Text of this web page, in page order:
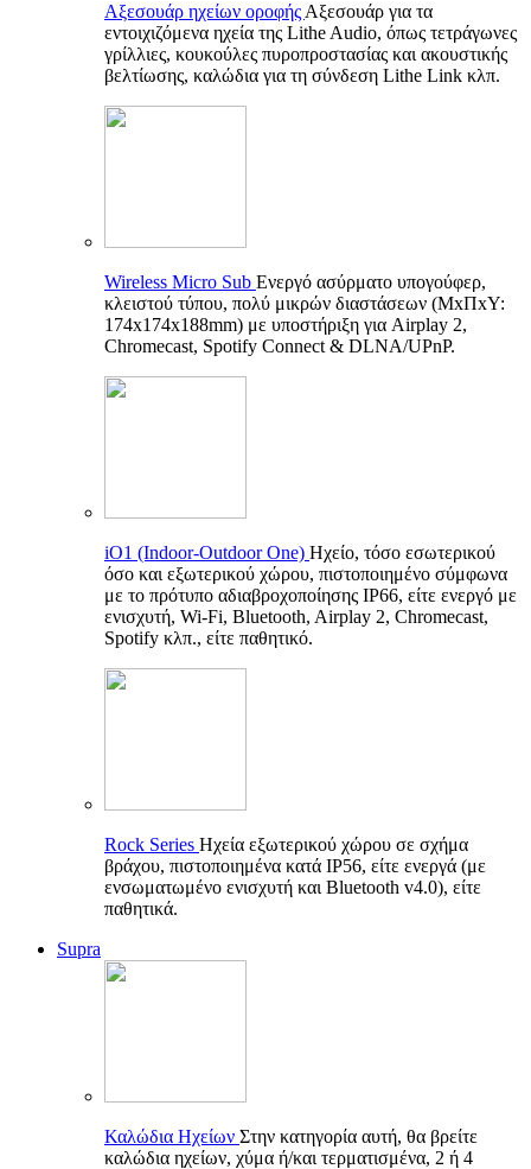
Αξεσουάρ ηχείων οροφής Αξεσουάρ για τα
εντοιχιζόμενα ηχεία της Lithe Audio, όπως τετράγωνες
γρίλλιες, κουκούλες πυροπροστασίας και ακουστικής
βελτίωσης, καλώδια για τη σύνδεση Lithe Link κλπ.
Wireless Micro Sub Ενεργό ασύρματο υπογούφερ,
κλειστού τύπου, πολύ μικρών διαστάσεων (ΜxΠxΥ:
174x174x188mm) με υποστήριξη για Airplay 2,
Chromecast, Spotify Connect & DLNA/UPnP.
iO1 (Indoor-Outdoor One) Ηχείο, τόσο εσωτερικού
όσο και εξωτερικού χώρου, πιστοποιημένο σύμφωνα
με το πρότυπο αδιαβροχοποίησης IP66, είτε ενεργό με
ενισχυτή, Wi-Fi, Bluetooth, Airplay 2, Chromecast,
Spotify κλπ., είτε παθητικό.
Rock Series Ηχεία εξωτερικού χώρου σε σχήμα
βράχου, πιστοποιημένα κατά IP56, είτε ενεργά (με
ενσωματωμένο ενισχυτή και Bluetooth v4.0), είτε
παθητικά.
Supra
Καλώδια Ηχείων Στην κατηγορία αυτή, θα βρείτε
καλώδια ηχείων, χύμα ή/και τερματισμένα, 2 ή 4